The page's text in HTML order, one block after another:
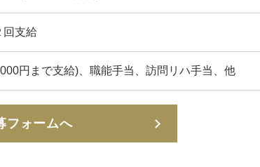
回支給
円まで支給)、職能手当、訪問リハ手当、他
フォームへ